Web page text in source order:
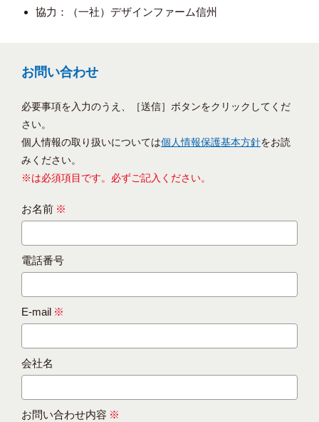
協力：（一社）デザインファーム信州
お問い合わせ
必要事項を入力のうえ、［送信］ボタンをクリックしてくだ
さい。
個人情報の取り扱いについては個人情報保護基本方針をお読
みください。
※は必須項目です。必ずご記入ください。
お名前 ※
電話番号
E-mail ※
会社名
お問い合わせ内容 ※